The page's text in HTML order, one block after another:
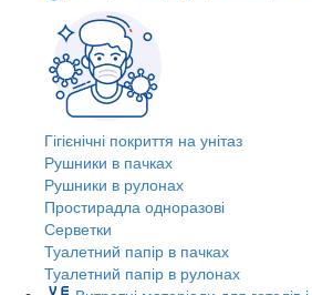
Гігієнічні покриття на унітаз
Рушники в пачках
Рушники в рулонах
Простирадла одноразові
Серветки
Туалетний папір в пачках
Туалетний папір в рулонах